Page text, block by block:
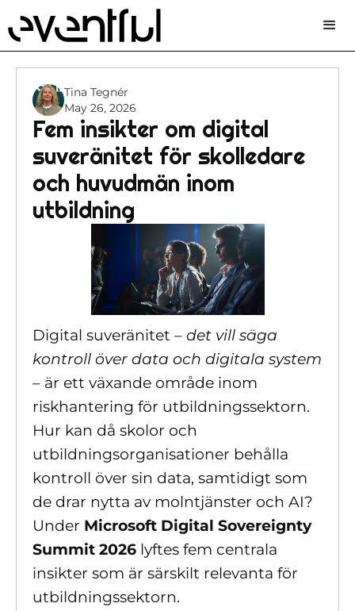
Tina Tegnér
May 26, 2026
Fem insikter om digital
suveränitet för skolledare
och huvudmän inom
utbildning
Digital suveränitet – det vill säga
kontroll över data och digitala system
– är ett växande område inom
riskhantering för utbildningssektorn.
Hur kan då skolor och
utbildningsorganisationer behålla
kontroll över sin data, samtidigt som
de drar nytta av molntjänster och AI?
Under Microsoft Digital Sovereignty
Summit 2026 lyftes fem centrala
insikter som är särskilt relevanta för
utbildningssektorn.